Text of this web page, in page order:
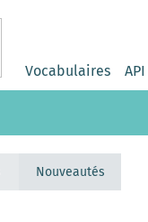
Vocabulaires API
Nouveautés